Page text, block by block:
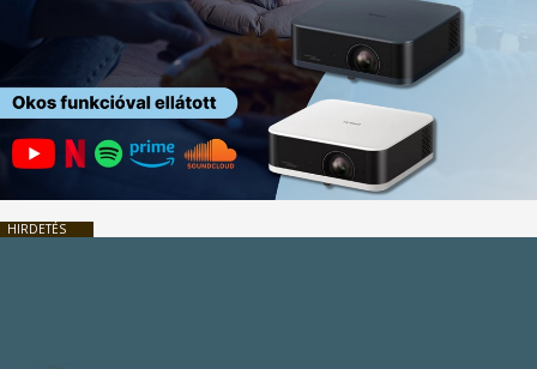
HIRDETÉS